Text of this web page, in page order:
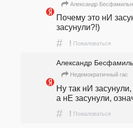
Александр
Почему это нИ
засунули?!)
# ! Пожаловаться
Александр
Недемократичный гас
Ну так нИ засунули,
а нЕ засунули,
# ! Пожаловаться